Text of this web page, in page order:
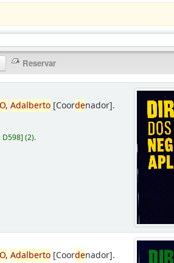
Adalberto [Coordenador].
D598](2).
Adalberto [Coordenador].